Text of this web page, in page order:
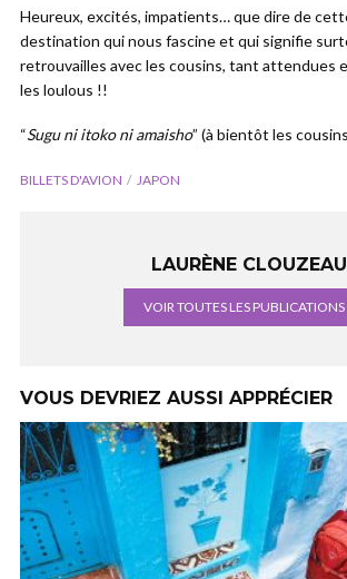
Heureux, excités, impatients… que dire de
destination qui nous fascine et qui signifie
retrouvailles avec les cousins, tant attendues
les loulous !!
“Sugu ni itoko ni amaisho” (à bientôt les
BILLETS D'AVION JAPON
LAURÈNE CLOUZEAU
VOIR TOUTES LES PUBLICATIONS
VOUS DEVRIEZ AUSSI APPRÉCIER